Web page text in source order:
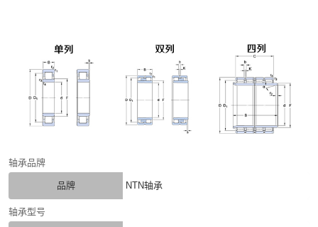
轴承品牌
品牌 NTN轴承
轴承型号